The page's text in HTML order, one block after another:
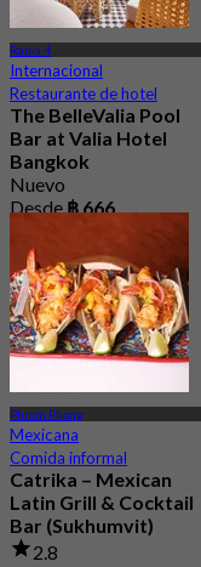
Rama 4
Internacional
Restaurante de hotel
The BelleValia Pool
Bar at Valia Hotel
Bangkok
Nuevo
Desde ฿ 666
Phrom Phong
Mexicana
Comida informal
Catrika – Mexican
Latin Grill & Cocktail
Bar (Sukhumvit)
2.8